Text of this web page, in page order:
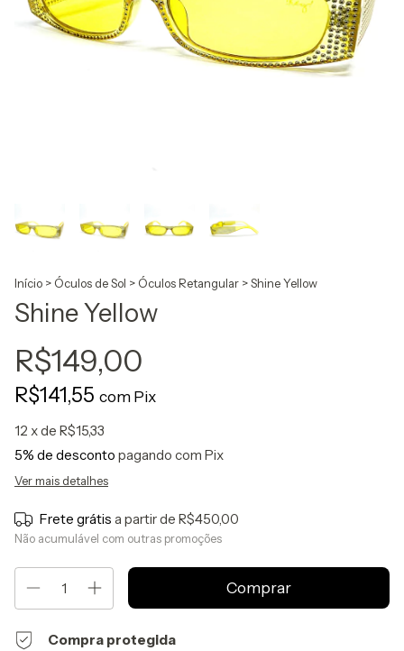
Início > Óculos de Sol > Óculos Retangular >Shine Yellow
Shine Yellow
R$149,00
R$141,55 com Pix
12 x de R$15,33
5% de desconto pagando com Pix
Ver mais detalhes
Frete grátis a partir de R$450,00
Não acumulável com outras promoções
Compra protegida